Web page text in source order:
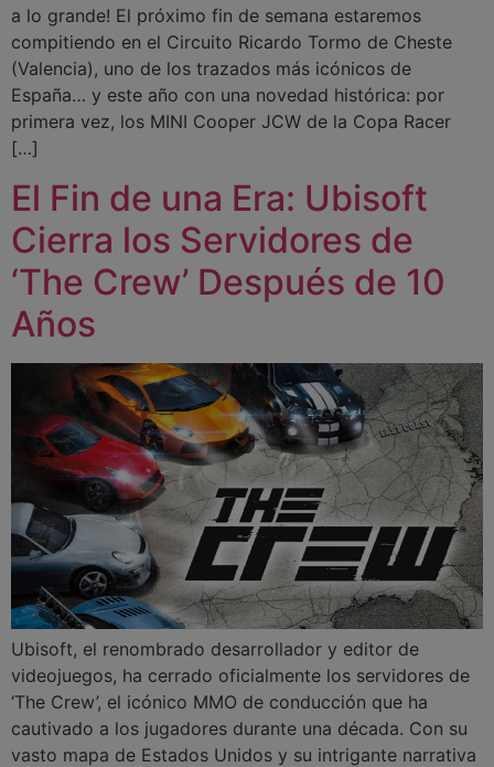
a lo grande! El próximo fin de semana estaremos
compitiendo en el Circuito Ricardo Tormo de Cheste
(Valencia), uno de los trazados más icónicos de
España… y este año con una novedad histórica: por
primera vez, los MINI Cooper JCW de la Copa Racer
[…]
El Fin de una Era: Ubisoft
Cierra los Servidores de
‘The Crew’ Después de 10
Años
Ubisoft, el renombrado desarrollador y editor de
videojuegos, ha cerrado oficialmente los servidores de
‘The Crew’, el icónico MMO de conducción que ha
cautivado a los jugadores durante una década. Con su
vasto mapa de Estados Unidos y su intrigante narrativa